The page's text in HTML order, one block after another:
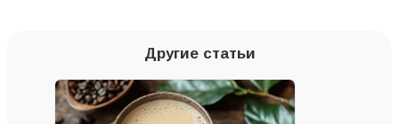
Другие статьи